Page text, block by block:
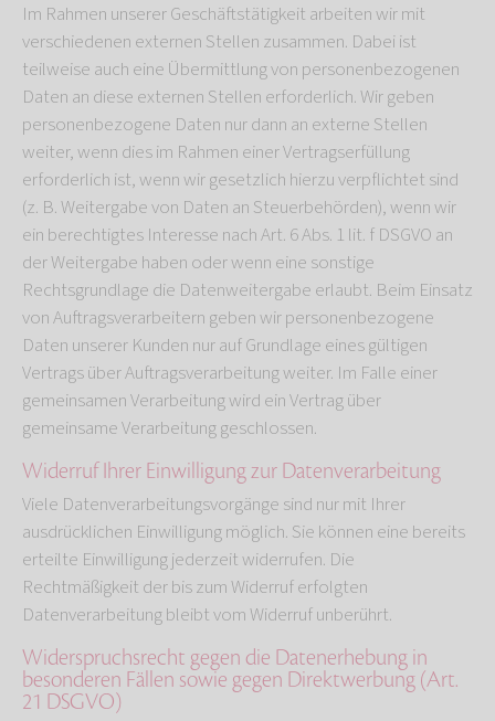
Im Rahmen unserer Geschäftstätigkeit arbeiten wir mit
verschiedenen externen Stellen zusammen. Dabei ist
teilweise auch eine Übermittlung von personenbezogenen
Daten an diese externen Stellen erforderlich. Wir geben
personenbezogene Daten nur dann an externe Stellen
weiter, wenn dies im Rahmen einer Vertragserfüllung
erforderlich ist, wenn wir gesetzlich hierzu verpflichtet sind
(z. B. Weitergabe von Daten an Steuerbehörden), wenn wir
ein berechtigtes Interesse nach Art. 6 Abs. 1 lit. f DSGVO an
der Weitergabe haben oder wenn eine sonstige
Rechtsgrundlage die Datenweitergabe erlaubt. Beim Einsatz
von Auftragsverarbeitern geben wir personenbezogene
Daten unserer Kunden nur auf Grundlage eines gültigen
Vertrags über Auftragsverarbeitung weiter. Im Falle einer
gemeinsamen Verarbeitung wird ein Vertrag über
gemeinsame Verarbeitung geschlossen.
Widerruf Ihrer Einwilligung zur Datenverarbeitung
Viele Datenverarbeitungsvorgänge sind nur mit Ihrer
ausdrücklichen Einwilligung möglich. Sie können eine bereits
erteilte Einwilligung jederzeit widerrufen. Die
Rechtmäßigkeit der bis zum Widerruf erfolgten
Datenverarbeitung bleibt vom Widerruf unberührt.
Widerspruchsrecht gegen die Datenerhebung in
besonderen Fällen sowie gegen Direktwerbung (Art.
21 DSGVO)